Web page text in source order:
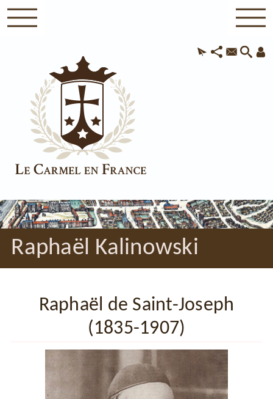
Raphaël Kalinowski
Raphaël de Saint-Joseph
(1835-1907)